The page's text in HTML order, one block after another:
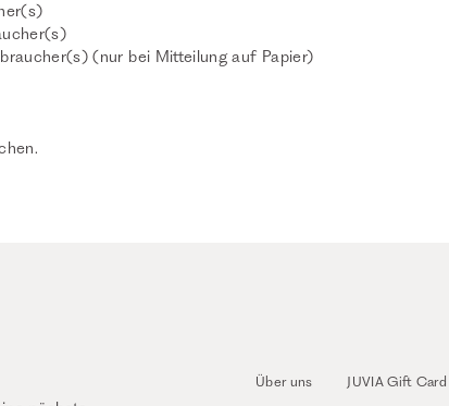
(nur bei Mitteilung auf Papier)
Über uns JUVIA Gift Card